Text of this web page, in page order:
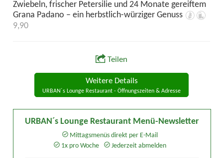
Zwiebeln, frischer Petersilie und 24 Monate gereiftem
Grana Padano – ein herbstlich-würziger Genuss
9,90
Teilen
Weitere Details
URBAN´s Lounge Restaurant - Öffnungszeiten & Adresse
URBAN´s Lounge Restaurant Menü-Newsletter
Mittagsmenüs direkt per E-Mail
1x pro Woche
Jederzeit abmelden